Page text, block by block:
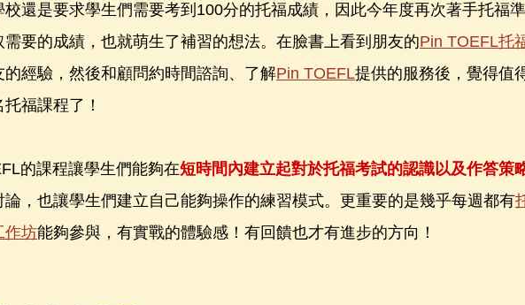
校還是要求學生們需要考到100分的托福成績，因此今年度再次著手托福
需要的成績，也就萌生了補習的想法。在臉書上看到朋友的Pin TOEFL托
的經驗，然後和顧問約時間諮詢、了解Pin TOEFL提供的服務後，覺得值
福課程了！
的課程讓學生們能夠在短時間內建立起對於托福考試的認識以及作答策
論，也讓學生們建立自己能夠操作的練習模式。更重要的是幾乎每週都有
作坊能夠參與，有實戰的體驗感！有回饋也才有進步的方向！